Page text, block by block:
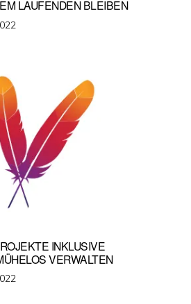
LAUFENDEN BLEIBEN
INKLUSIVE
VERWALTEN